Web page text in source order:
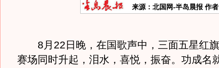
来源：北国网-半岛晨报 作
8月22日晚，在国歌声中，三面五星红旗
赛场同时升起，泪水，喜悦，振奋。功成名